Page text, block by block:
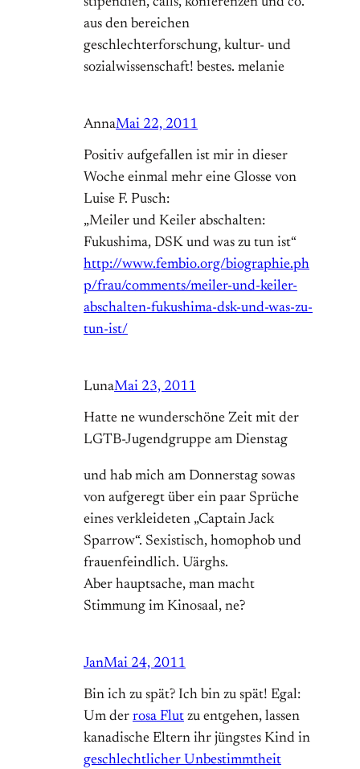
aus den bereichen
geschlechterforschung, kultur- und
sozialwissenschaft! bestes. melanie
AnnaMai 22, 2011
Positiv aufgefallen ist mir in dieser
Woche einmal mehr eine Glosse von
Luise F. Pusch:
„Meiler und Keiler abschalten:
Fukushima, DSK und was zu tun ist“
http://www.fembio.org/biographie.ph
p/frau/comments/meiler-und-keiler-
abschalten-fukushima-dsk-und-was-zu-
tun-ist/
LunaMai 23, 2011
Hatte ne wunderschöne Zeit mit der
LGTB-Jugendgruppe am Dienstag
und hab mich am Donnerstag sowas
von aufgeregt über ein paar Sprüche
eines verkleideten „Captain Jack
Sparrow“. Sexistisch, homophob und
frauenfeindlich. Uärghs.
Aber hauptsache, man macht
Stimmung im Kinosaal, ne?
JanMai 24, 2011
Bin ich zu spät? Ich bin zu spät! Egal:
Um der rosa Flut zu entgehen, lassen
kanadische Eltern ihr jüngstes Kind in
geschlechtlicher Unbestimmtheit